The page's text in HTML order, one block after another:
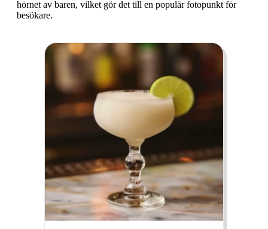
hörnet av baren, vilket gör det till en populär fotopunkt för
besökare.